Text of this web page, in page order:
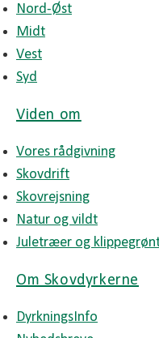
Nord-Øst
Midt
Vest
Syd
Viden om
Vores rådgivning
Skovdrift
Skovrejsning
Natur og vildt
Juletræer og
Om Skovdyrkerne
DyrkningsInfo